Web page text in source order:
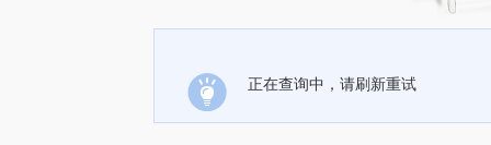
正在查询中，请刷新重试